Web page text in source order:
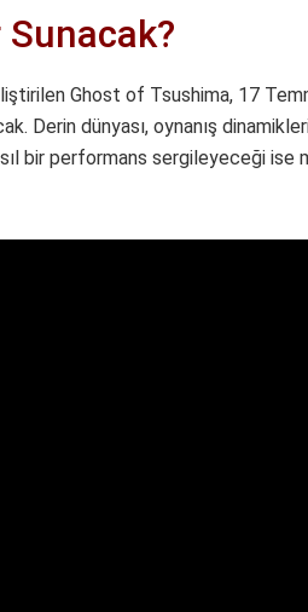
Ghost of Tsushima, 17
Derin dünyası, oynanış
bir performans sergileyeceği ise